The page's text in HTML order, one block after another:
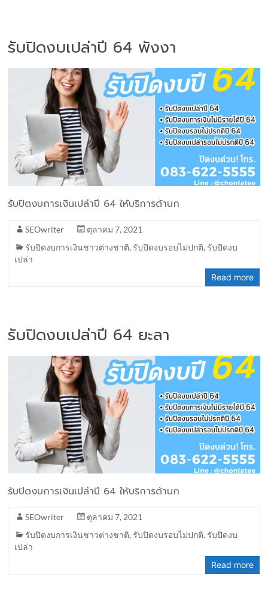
รับปิดงบเปล่าปี 64 พังงา
รับปิดงบการเงินเปล่าปี 64 ให้บริการด้านก
SEOwriter
ตุลาคม 7, 2021
รับปิดงบการเงินชาวต่างชาติ, รับปิดงบรอบไม่ปกติ, รับปิดงบ
เปล่า
Read more
รับปิดงบเปล่าปี 64 ยะลา
รับปิดงบการเงินเปล่าปี 64 ให้บริการด้านก
SEOwriter
ตุลาคม 7, 2021
รับปิดงบการเงินชาวต่างชาติ, รับปิดงบรอบไม่ปกติ, รับปิดงบ
เปล่า
Read more